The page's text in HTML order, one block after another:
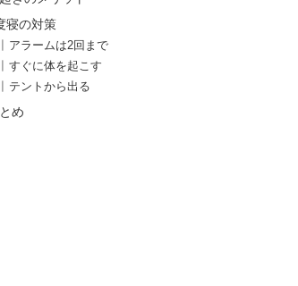
寝の対策
アラームは2回まで
すぐに体を起こす
テントから出る
め